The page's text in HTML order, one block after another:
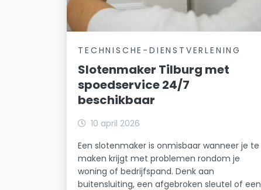
TECHNISCHE-DIENSTVERLENING
Slotenmaker Tilburg met
spoedservice 24/7
beschikbaar
10 april 2026
Een slotenmaker is onmisbaar wanneer je te
maken krijgt met problemen rondom je
woning of bedrijfspand. Denk aan
buitensluiting, een afgebroken sleutel of een